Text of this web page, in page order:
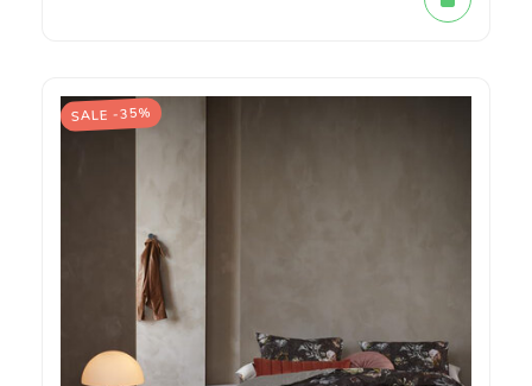
SALE -35%